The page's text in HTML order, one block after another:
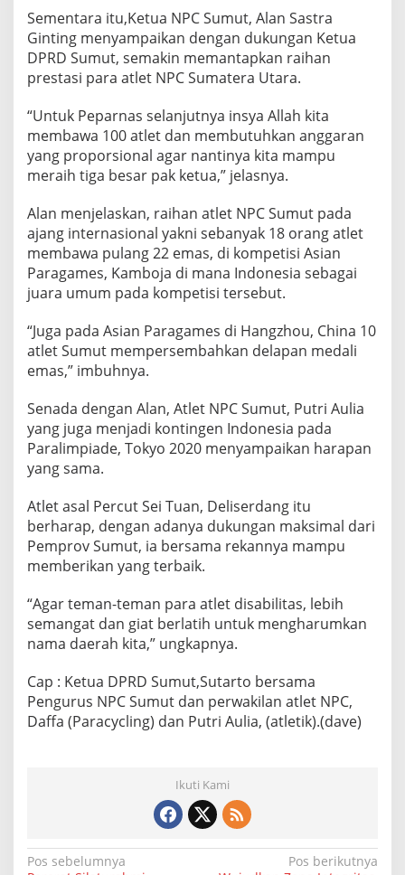
Sementara itu,Ketua NPC Sumut, Alan Sastra
Ginting menyampaikan dengan dukungan Ketua
DPRD Sumut, semakin memantapkan raihan
prestasi para atlet NPC Sumatera Utara.
“Untuk Peparnas selanjutnya insya Allah kita
membawa 100 atlet dan membutuhkan anggaran
yang proporsional agar nantinya kita mampu
meraih tiga besar pak ketua,” jelasnya.
Alan menjelaskan, raihan atlet NPC Sumut pada
ajang internasional yakni sebanyak 18 orang atlet
membawa pulang 22 emas, di kompetisi Asian
Paragames, Kamboja di mana Indonesia sebagai
juara umum pada kompetisi tersebut.
“Juga pada Asian Paragames di Hangzhou, China 10
atlet Sumut mempersembahkan delapan medali
emas,” imbuhnya.
Senada dengan Alan, Atlet NPC Sumut, Putri Aulia
yang juga menjadi kontingen Indonesia pada
Paralimpiade, Tokyo 2020 menyampaikan harapan
yang sama.
Atlet asal Percut Sei Tuan, Deliserdang itu
berharap, dengan adanya dukungan maksimal dari
Pemprov Sumut, ia bersama rekannya mampu
memberikan yang terbaik.
“Agar teman-teman para atlet disabilitas, lebih
semangat dan giat berlatih untuk mengharumkan
nama daerah kita,” ungkapnya.
Cap : Ketua DPRD Sumut,Sutarto bersama
Pengurus NPC Sumut dan perwakilan atlet NPC,
Daffa (Paracycling) dan Putri Aulia, (atletik).(dave)
Ikuti Kami
N
Pos sebelumnya
Pos berikutnya